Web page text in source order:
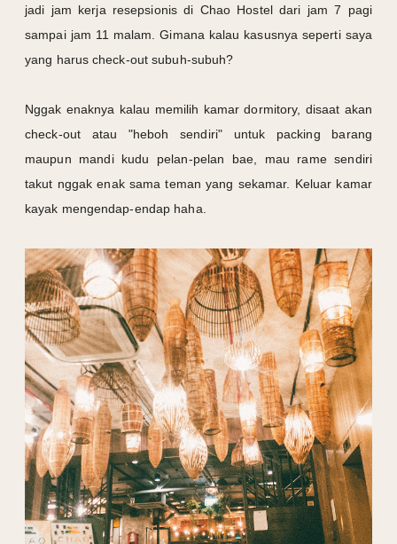
jadi jam kerja resepsionis di Chao Hostel dari jam 7 pagi
sampai jam 11 malam. Gimana kalau kasusnya seperti saya
yang harus check-out subuh-subuh?
Nggak enaknya kalau memilih kamar dormitory, disaat akan
check-out atau "heboh sendiri" untuk packing barang
maupun mandi kudu pelan-pelan bae, mau rame sendiri
takut nggak enak sama teman yang sekamar. Keluar kamar
kayak mengendap-endap haha.